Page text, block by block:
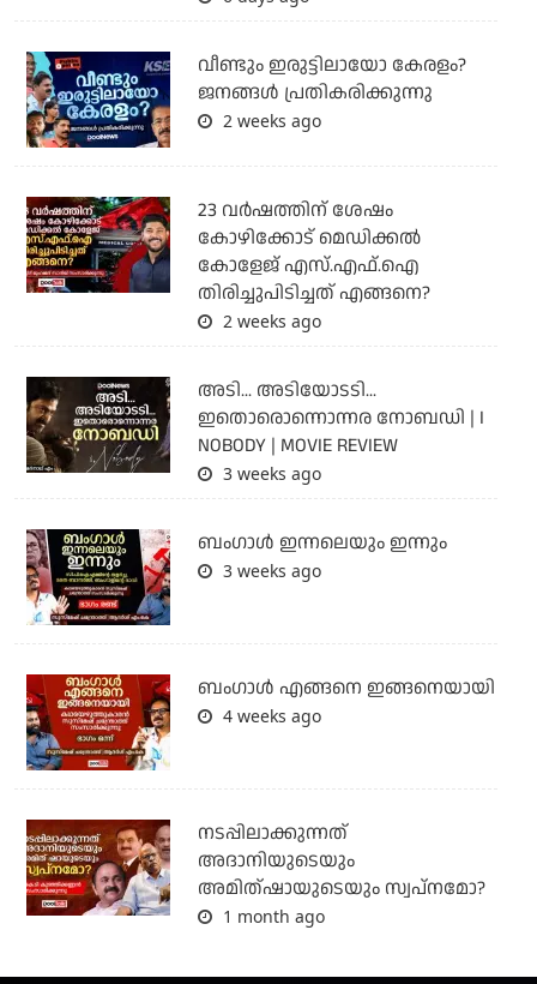
വീണ്ടും ഇരുട്ടിലായോ കേരളം?
ജനങ്ങൾ പ്രതികരിക്കുന്നു
2 weeks ago
23 വർഷത്തിന് ശേഷം
കോഴിക്കോട് മെഡിക്കൽ
കോളേജ് എസ്.എഫ്.ഐ
തിരിച്ചുപിടിച്ചത് എങ്ങനെ?
2 weeks ago
അടി... അടിയോടടി...
ഇതൊരൊന്നൊന്നര നോബഡി | I
NOBODY | MOVIE REVIEW
3 weeks ago
ബംഗാള്‍ ഇന്നലെയും ഇന്നും
3 weeks ago
ബം​ഗാൾ എങ്ങനെ ഇങ്ങനെയായി
4 weeks ago
നടപ്പിലാക്കുന്നത്
അദാനിയുടെയും
അമിത്ഷായുടെയും സ്വപ്നമോ?
1 month ago